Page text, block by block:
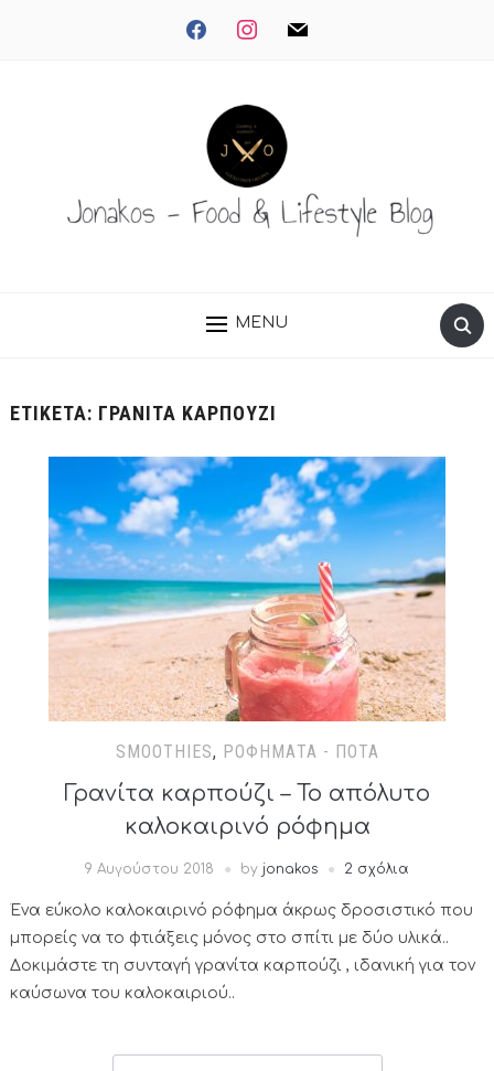
facebookinstagrammail
MENU
ΕΤΙΚΈΤΑ: ΓΡΑΝΙΤΑ ΚΑΡΠΟΥΖΙ
SMOOTHIES, ΡΟΦΉΜΑΤΑ - ΠΟΤΆ
Γρανίτα καρπούζι – Το απόλυτο
καλοκαιρινό ρόφημα
9 Αυγούστου 2018 by jonakos 2 σχόλια
Ένα εύκολο καλοκαιρινό ρόφημα άκρως δροσιστικό που
μπορείς να το φτιάξεις μόνος στο σπίτι με δύο υλικά..
Δοκιμάστε τη συνταγή γρανίτα καρπούζι , ιδανική για τον
καύσωνα του καλοκαιριού..